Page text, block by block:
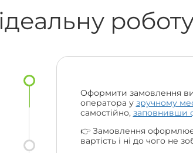
Ціни порівняно з
топ. Рекомендую вас
ще. Велике
команді 😍🔥
Оформити замовлення
оператора у зручному
самостійно, заповнивши
👉 Замовлення
вартість і ні до чого не